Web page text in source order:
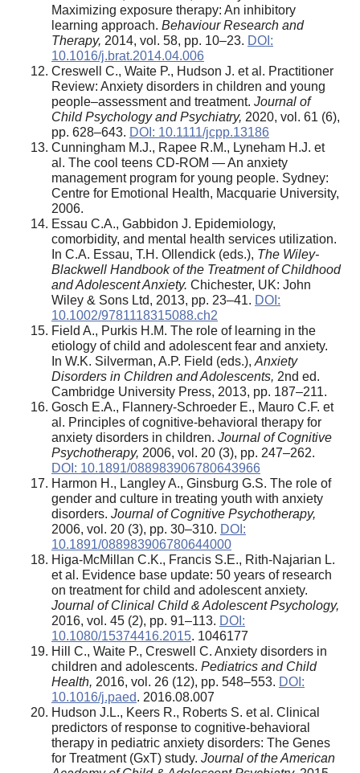
Maximizing exposure therapy: An inhibitory
learning approach. Behaviour Research and
Therapy, 2014, vol. 58, pp. 10–23. DOI:
10.1016/j.brat.2014.04.006
Creswell C., Waite P., Hudson J. et al. Practitioner
Review: Anxiety disorders in children and young
people–assessment and treatment. Journal of
Child Psychology and Psychiatry, 2020, vol. 61 (6),
pp. 628–643. DOI: 10.1111/jcpp.13186
Cunningham M.J., Rapee R.M., Lyneham H.J. et
al. The cool teens CD-ROM — An anxiety
management program for young people. Sydney:
Centre for Emotional Health, Macquarie University,
2006.
Essau C.A., Gabbidon J. Epidemiology,
comorbidity, and mental health services utilization.
In C.A. Essau, T.H. Ollendick (eds.), The Wiley-
Blackwell Handbook of the Treatment of Childhood
and Adolescent Anxiety. Chichester, UK: John
Wiley & Sons Ltd, 2013, pp. 23–41. DOI:
10.1002/9781118315088.ch2
Field A., Purkis H.M. The role of learning in the
etiology of child and adolescent fear and anxiety.
In W.K. Silverman, A.P. Field (eds.), Anxiety
Disorders in Children and Adolescents, 2nd ed.
Cambridge University Press, 2013, pp. 187–211.
Gosch E.A., Flannery-Schroeder E., Mauro C.F. et
al. Principles of cognitive-behavioral therapy for
anxiety disorders in children. Journal of Cognitive
Psychotherapy, 2006, vol. 20 (3), pp. 247–262.
DOI: 10.1891/088983906780643966
Harmon H., Langley A., Ginsburg G.S. The role of
gender and culture in treating youth with anxiety
disorders. Journal of Cognitive Psychotherapy,
2006, vol. 20 (3), pp. 30–310. DOI:
10.1891/088983906780644000
Higa-McMillan C.K., Francis S.E., Rith-Najarian L.
et al. Evidence base update: 50 years of research
on treatment for child and adolescent anxiety.
Journal of Clinical Child & Adolescent Psychology,
2016, vol. 45 (2), pp. 91–113. DOI:
10.1080/15374416.2015. 1046177
Hill C., Waite P., Creswell C. Anxiety disorders in
children and adolescents. Pediatrics and Child
Health, 2016, vol. 26 (12), pp. 548–553. DOI:
10.1016/j.paed. 2016.08.007
Hudson J.L., Keers R., Roberts S. et al. Clinical
predictors of response to cognitive-behavioral
therapy in pediatric anxiety disorders: The Genes
for Treatment (GxT) study. Journal of the American